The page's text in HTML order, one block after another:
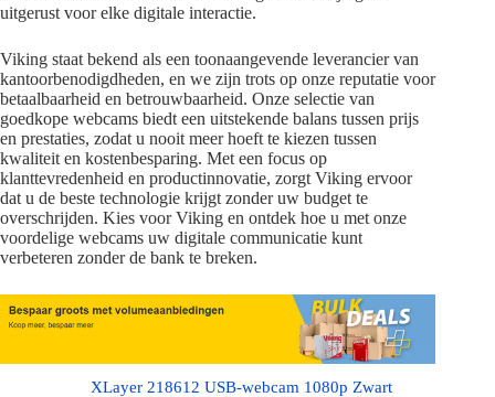
uitgerust voor elke digitale interactie.
Viking staat bekend als een toonaangevende leverancier van
kantoorbenodigdheden, en we zijn trots op onze reputatie voor
betaalbaarheid en betrouwbaarheid. Onze selectie van
goedkope webcams biedt een uitstekende balans tussen prijs
en prestaties, zodat u nooit meer hoeft te kiezen tussen
kwaliteit en kostenbesparing. Met een focus op
klanttevredenheid en productinnovatie, zorgt Viking ervoor
dat u de beste technologie krijgt zonder uw budget te
overschrijden. Kies voor Viking en ontdek hoe u met onze
voordelige webcams uw digitale communicatie kunt
verbeteren zonder de bank te breken.
XLayer 218612 USB-webcam 1080p Zwart